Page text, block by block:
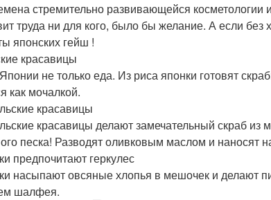
стремительно развивающейся косметологии
труда ни для кого, было бы желание. А если
японских гейш !
красавицы
не только еда. Из риса японки готовят
как мочалкой.
красавицы
красавицы делают замечательный скраб
песка! Разводят оливковым маслом и наносят
предпочитают геркулес
насыпают овсяные хлопья в мешочек и делают
шалфея.